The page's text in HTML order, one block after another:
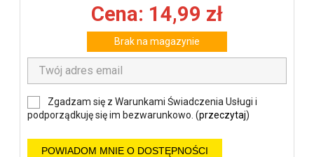
Cena: 14,99 zł
Brak na magazynie
Zgadzam się z Warunkami Świadczenia Usługi i
podporządkuję się im bezwarunkowo. (przeczytaj)
POWIADOM MNIE O DOSTĘPNOŚCI